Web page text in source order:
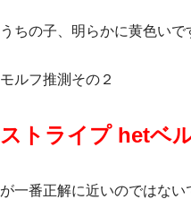
うちの子、明らかに黄色い
モルフ推測その２
ストライプ hetベ
が一番正解に近いのではない